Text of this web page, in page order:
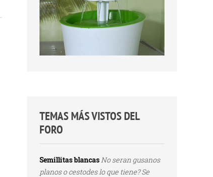
TEMAS MÁS VISTOS DEL
FORO
Semillitas blancasNo seran gusanos
planos o cestodes lo que tiene? Se